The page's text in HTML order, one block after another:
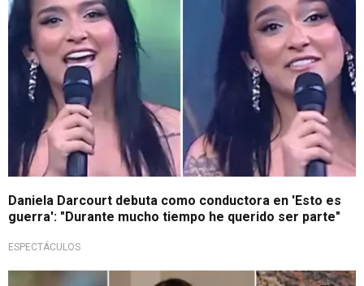
Daniela Darcourt debuta como conductora en 'Esto es
guerra': "Durante mucho tiempo he querido ser parte"
ESPECTÁCULOS